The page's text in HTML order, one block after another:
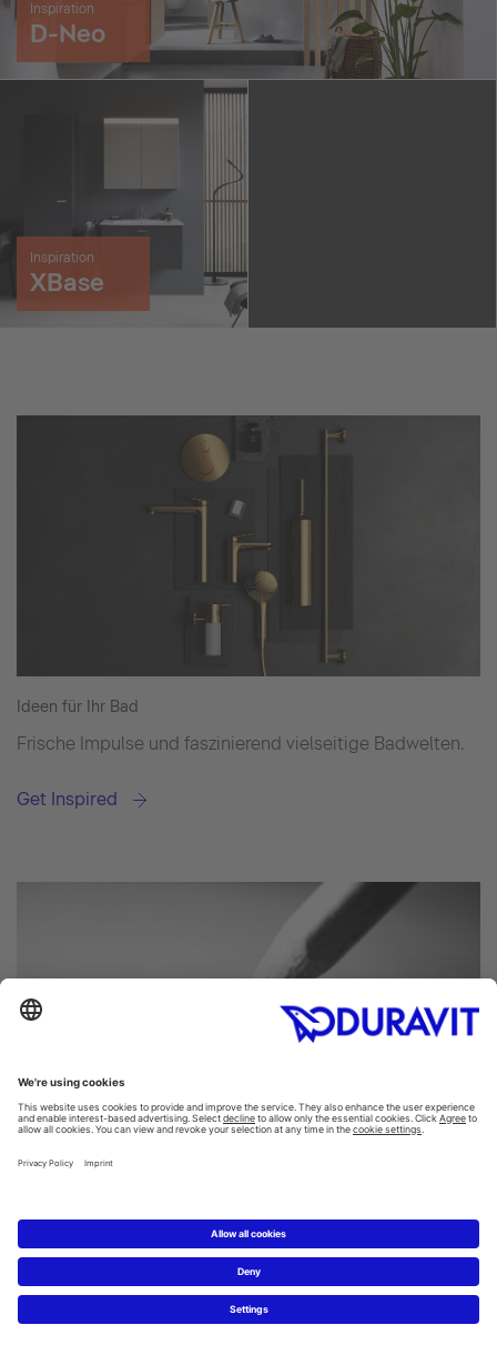
Inspiration
D-Neo
Inspiration
XBase
Ideen für Ihr Bad
Frische Impulse und faszinierend vielseitige Badwelten.
Get Inspired
Das neue Traumbad planen
zum Traumbad selbst online umsetzen.
Badplaner